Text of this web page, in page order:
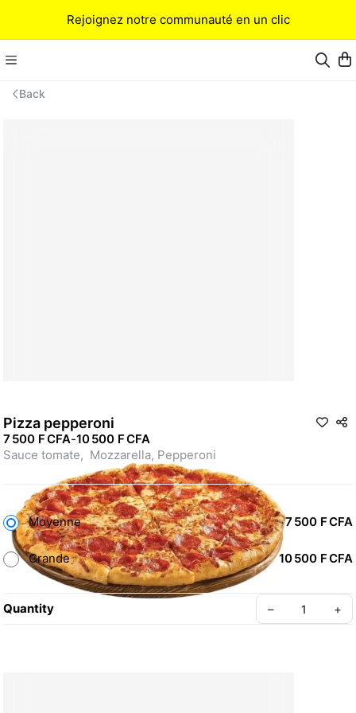
Rejoignez notre communauté en un clic
Back
Pizza pepperoni
7 500 F CFA-10 500 F CFA
Moyenne 7 500 F CFA
Grande 10 500 F CFA
Quantity – +